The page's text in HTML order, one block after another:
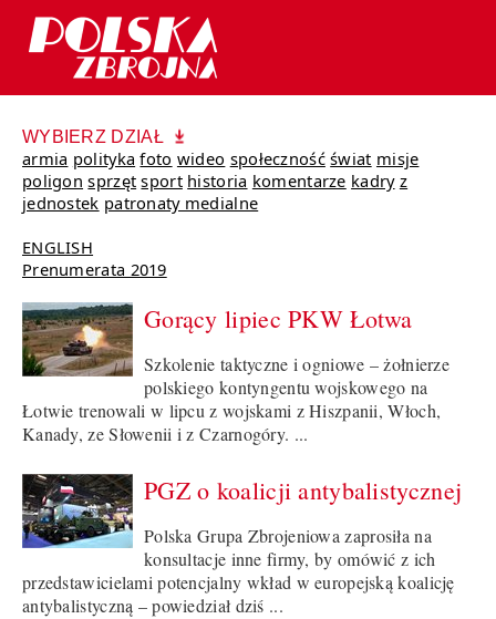
WYBIERZ DZIAŁ
armia polityka foto wideo społeczność świat misje
poligon sprzęt sport historia komentarze kadry z
jednostek patronaty medialne
ENGLISH
Prenumerata 2019
Gorący lipiec PKW Łotwa
Szkolenie taktyczne i ogniowe – żołnierze
polskiego kontyngentu wojskowego na
Łotwie trenowali w lipcu z wojskami z Hiszpanii, Włoch,
Kanady, ze Słowenii i z Czarnogóry. ...
PGZ o koalicji antybalistycznej
Polska Grupa Zbrojeniowa zaprosiła na
konsultacje inne firmy, by omówić z ich
przedstawicielami potencjalny wkład w europejską koalicję
antybalistyczną – powiedział dziś ...